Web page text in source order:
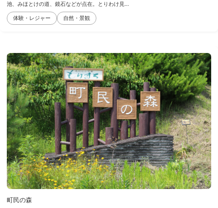
池、みほとけの道、鏡石などが点在。とりわけ見...
体験・レジャー 自然・景観
町民の森